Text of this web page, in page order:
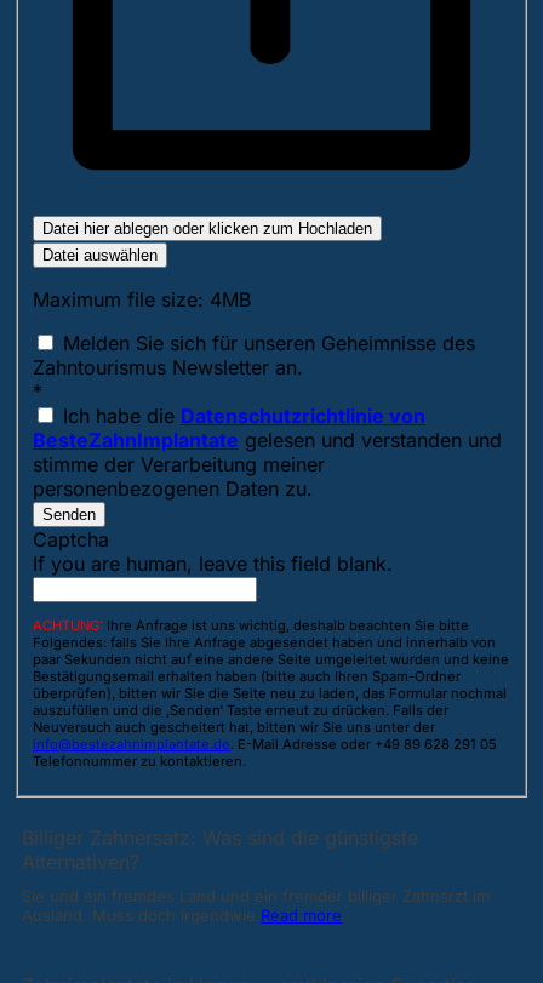
Datei hier ablegen oder klicken zum Hochladen
Datei auswählen
Maximum file size: 4MB
Melden Sie sich für unseren Geheimnisse des
Zahntourismus Newsletter an.
*
Ich habe die Datenschutzrichtlinie von
BesteZahnImplantate gelesen und verstanden und
stimme der Verarbeitung meiner
personenbezogenen Daten zu.
Senden
Captcha
If you are human, leave this field blank.
ACHTUNG: Ihre Anfrage ist uns wichtig, deshalb beachten Sie bitte
Folgendes: falls Sie Ihre Anfrage abgesendet haben und innerhalb von
paar Sekunden nicht auf eine andere Seite umgeleitet wurden und keine
Bestätigungsemail erhalten haben (bitte auch Ihren Spam-Ordner
überprüfen), bitten wir Sie die Seite neu zu laden, das Formular nochmal
auszufüllen und die ‚Senden‘ Taste erneut zu drücken. Falls der
Neuversuch auch gescheitert hat, bitten wir Sie uns unter der
info@bestezahnimplantate.de. E-Mail Adresse oder +49 89 628 291 05
Telefonnummer zu kontaktieren.
Billiger Zahnersatz: Was sind die günstigste
Alternativen?
Sie und ein fremdes Land und ein fremder billiger Zahnarzt im
Ausland. Muss doch irgendwie Read more